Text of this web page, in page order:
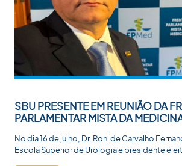
SBU PRESENTE EM REUNIÃO DA
PARLAMENTAR MISTA DA
No dia 16 de julho, Dr. Roni de Carvalho
Escola Superior de Urologia e presidente